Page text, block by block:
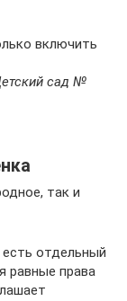
включить
сад №
так и
отдельный
равные права